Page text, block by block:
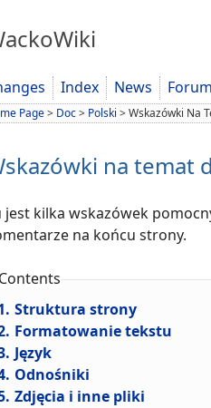
Index News Forum
Page> Doc> Polski >Wskazówki Na
na temat
jest kilka wskazówek
na końcu strony.
Contents
Struktura strony
Formatowanie tekstu
Język
Odnośniki
Zdjęcia i inne pliki